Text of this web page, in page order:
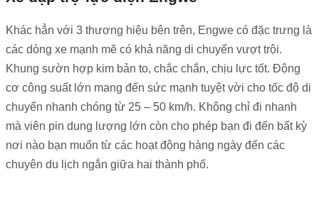
Khác hẳn với 3 thương hiệu bên trên, Engwe có đặc trưng là
các dòng xe mạnh mẽ có khả năng di chuyển vượt trội.
Khung sườn hợp kim bản to, chắc chắn, chịu lực tốt. Động
cơ công suất lớn mang đến sức mạnh tuyệt vời cho tốc độ di
chuyển nhanh chóng từ 25 – 50 km/h. Không chỉ đi nhanh
mà viên pin dung lượng lớn còn cho phép bạn đi đến bất kỳ
nơi nào bạn muốn từ các hoạt động hàng ngày đến các
chuyên du lịch ngắn giữa hai thành phố.